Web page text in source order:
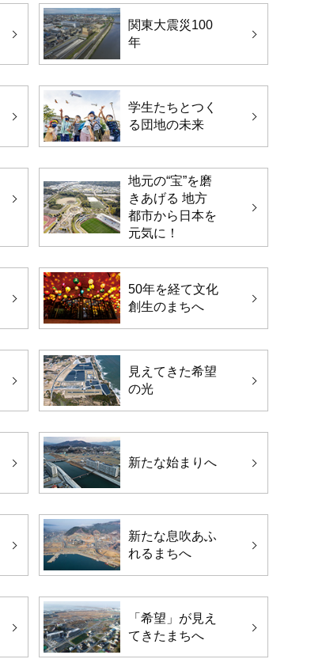
関東大震災100
年
学生たちとつく
る団地の未来
地元の“宝”を磨
きあげる 地方
都市から日本を
元気に！
50年を経て文化
創生のまちへ
見えてきた希望
の光
新たな始まりへ
新たな息吹あふ
れるまちへ
「希望」が見え
てきたまちへ